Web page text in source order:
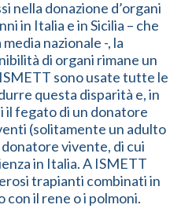
nella donazione d’organi
in Italia e in Sicilia – che
nazionale -, la
di organi rimane un
sono usate tutte le
questa disparità e, in
il fegato di un donatore
(solitamente un adulto
vivente, di cui
in Italia. A ISMETT
trapianti combinati in
il rene o i polmoni.